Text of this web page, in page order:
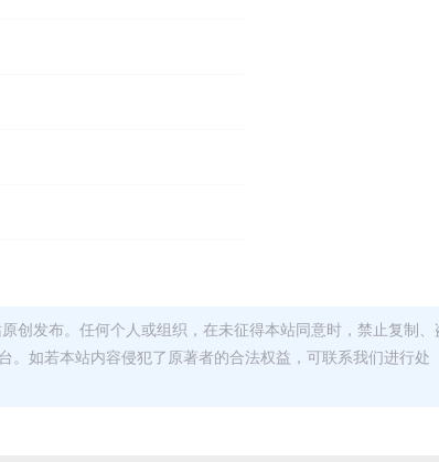
创发布。任何个人或组织，在未征得本站同意时，禁止复制、
。如若本站内容侵犯了原著者的合法权益，可联系我们进行处